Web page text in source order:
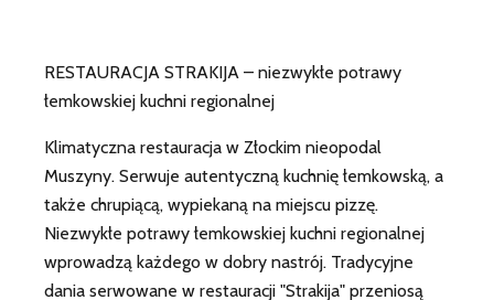
RESTAURACJA STRAKIJA – niezwykłe potrawy
łemkowskiej kuchni regionalnej
Klimatyczna restauracja w Złockim nieopodal
Muszyny. Serwuje autentyczną kuchnię łemkowską, a
także chrupiącą, wypiekaną na miejscu pizzę.
Niezwykłe potrawy łemkowskiej kuchni regionalnej
wprowadzą każdego w dobry nastrój. Tradycyjne
dania serwowane w restauracji "Strakija" przeniosą